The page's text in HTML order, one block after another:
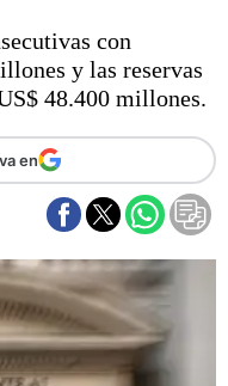
y finanzas
empresas
con
y las reservas
48.400 millones.
en